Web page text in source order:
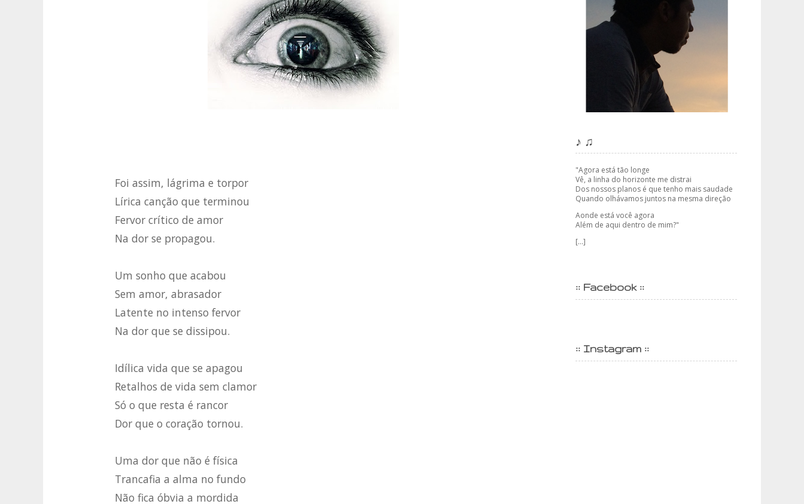
Foi assim, lágrima e torpor
Lírica canção que terminou
Fervor crítico de amor
Na dor se propagou.
Um sonho que acabou
Sem amor, abrasador
Latente no intenso fervor
Na dor que se dissipou.
Idílica vida que se apagou
Retalhos de vida sem clamor
Só o que resta é rancor
Dor que o coração tornou.
Uma dor que não é física
Trancafia a alma no fundo
Não fica óbvia a mordida
♪ ♫
"Agora está tão longe
Vê, a linha do horizonte me distrai
Dos nossos planos é que tenho mais saudade
Quando olhávamos juntos na mesma direção
Aonde está você agora
Além de aqui dentro de mim?"
[...]
:: Facebook ::
:: Instagram ::